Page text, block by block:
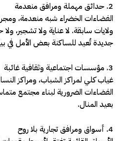
2. حدائق مهملة ومرافق منعدمة
الفضاءات الخضراء شبه منعدمة،
ولايات سابقة. لا عناية ولا تشجير،
جديدة تُعيد للساكنة بعض الأمل في
3. مؤسسات اجتماعية وثقافية غائبة
غياب كلي لمراكز الشباب، ومراكز
الفضاءات الضرورية لبناء مجتمع
بعيد المنال.
4. أسواق ومرافق تجارية بلا روح